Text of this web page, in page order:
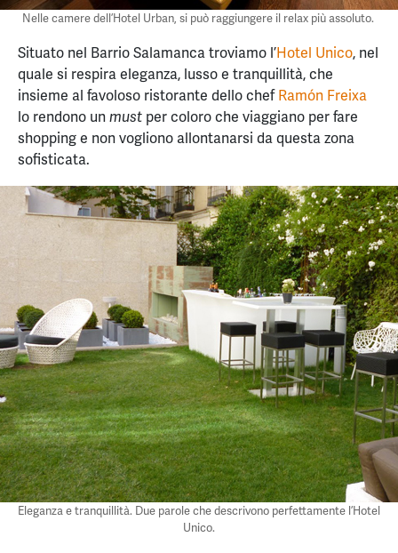
Nelle camere dell’Hotel Urban, si può raggiungere il relax più assoluto.
Situato nel Barrio Salamanca troviamo l’Hotel Unico, nel
quale si respira eleganza, lusso e tranquillità, che
insieme al favoloso ristorante dello chefRamón Freixa
lo rendono un must per coloro che viaggiano per fare
shopping e non vogliono allontanarsi da questa zona
sofisticata.
Eleganza e tranquillità. Due parole che descrivono perfettamente l’Hotel
Unico.